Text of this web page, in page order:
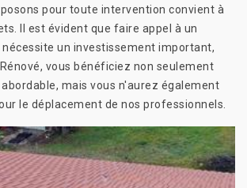
pour toute intervention convient à
Il est évident que faire appel à un
un investissement important,
vous bénéficiez non seulement
mais vous n'aurez également
le déplacement de nos professionnels.